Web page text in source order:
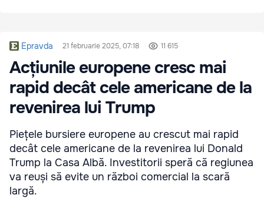
Epravda 21 februarie 2025, 07:18 11 615
Acțiunile europene cresc mai
rapid decât cele americane de la
revenirea lui Trump
Piețele bursiere europene au crescut mai rapid
decât cele americane de la revenirea lui Donald
Trump la Casa Albă. Investitorii speră că regiunea
va reuși să evite un război comercial la scară
largă.